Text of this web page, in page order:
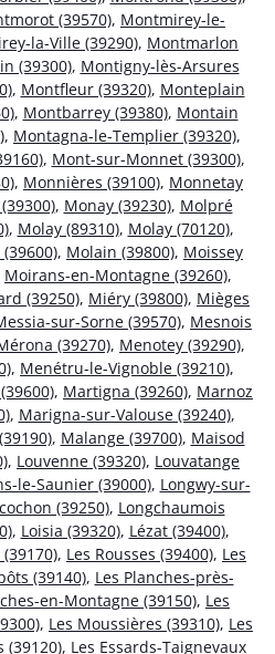
(39570), Montmirey-le-
la-Ville (39290), Montmarlon
(39300), Montigny-lès-Arsures
, Montfleur (39320), Monteplain
, Montbarrey (39380), Montain
, Montagna-le-Templier (39320),
, Mont-sur-Monnet (39300),
, Monnières (39100), Monnetay
, Monay (39230), Molpré
, Molay (89310), Molay (70120),
, Molain (39800), Moissey
Moirans-en-Montagne (39260),
(39250), Miéry (39800), Mièges
sur-Sorne (39570), Mesnois
(39270), Menotey (39290),
, Menétru-le-Vignoble (39210),
, Martigna (39260), Marnoz
, Marigna-sur-Valouse (39240),
, Malange (39700), Maisod
, Louvenne (39320), Louvatange
le-Saunier (39000), Longwy-sur-
(39250), Longchaumois
, Loisia (39320), Lézat (39400),
, Les Rousses (39400), Les
(39140), Les Planches-près-
en-Montagne (39150), Les
, Les Moussières (39310), Les
(39120), Les Essards-Taignevaux